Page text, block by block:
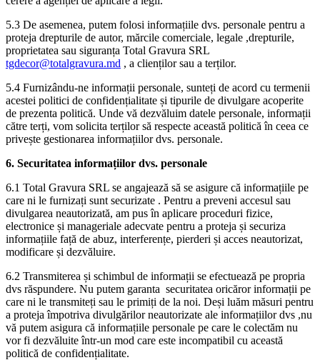
5.3 De asemenea, putem folosi informațiile dvs. personale pentru a
proteja drepturile de autor, mărcile comerciale, legale ,drepturile,
proprietatea sau siguranța Total Gravura SRL
tgdecor@totalgravura.md , a clienților sau a terților.
5.4 Furnizându-ne informații personale, sunteți de acord cu termenii
acestei politici de confidențialitate și tipurile de divulgare acoperite
de prezenta politică. Unde vă dezvăluim datele personale, informații
către terți, vom solicita terților să respecte această politică în ceea ce
privește gestionarea informațiilor dvs. personale.
6. Securitatea informațiilor dvs. personale
6.1 Total Gravura SRL se angajează să se asigure că informațiile pe
care ni le furnizați sunt securizate . Pentru a preveni accesul sau
divulgarea neautorizată, am pus în aplicare proceduri fizice,
electronice și manageriale adecvate pentru a proteja și securiza
informațiile față de abuz, interferențe, pierderi și acces neautorizat,
modificare și dezvăluire.
6.2 Transmiterea și schimbul de informații se efectuează pe propria
dvs răspundere. Nu putem garanta securitatea oricăror informații pe
care ni le transmiteți sau le primiți de la noi. Deși luăm măsuri pentru
a proteja împotriva divulgărilor neautorizate ale informațiilor dvs ,nu
vă putem asigura că informațiile personale pe care le colectăm nu
vor fi dezvăluite într-un mod care este incompatibil cu această
politică de confidențialitate.